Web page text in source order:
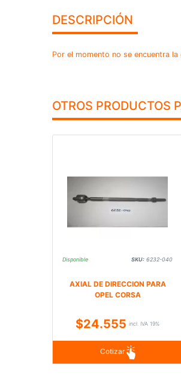
DESCRIPCIÓN
Por el momento no se encuentra
OTROS PRODUCTOS
Disponible SKU: 6232-040
AXIAL DE DIRECCION PARA
OPEL CORSA
$24.555 incl. IVA 19%
Cotizar